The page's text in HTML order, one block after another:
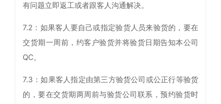
有问题立即返工或者跟客人沟通解决。
7.2：如果客人要自己或指定验货人员来验货的，要在
交货期一周前，约客户验货并将验货日期告知本公司
QC。
7.3：如果客人指定由第三方验货公司或公正行等验货
的，要在交货期两周前与验货公司联系，预约验货时